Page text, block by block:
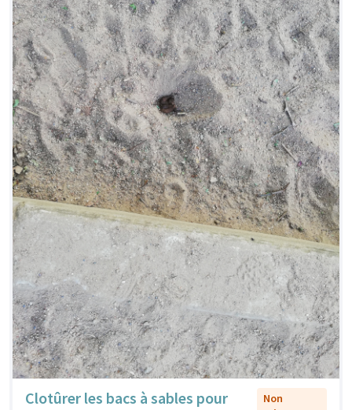
Clotûrer les bacs à sables pour
Non